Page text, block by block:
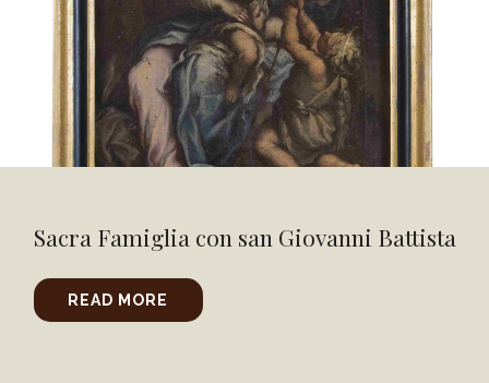
Sacra Famiglia con san Giovanni Battista
READ MORE